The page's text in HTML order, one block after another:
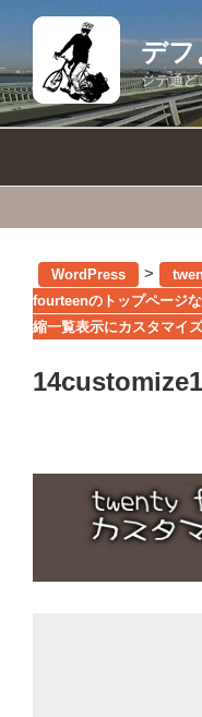
テ
ン
ツ
デフ
ジテ通ど
WordPress >
fourteenのトップページ
縮一覧表示にカスタマイズ
14customize1